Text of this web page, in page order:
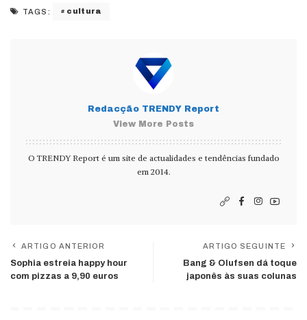
TAGS: cultura
Redacção TRENDY Report
View More Posts
O TRENDY Report é um site de actualidades e tendências fundado
em 2014.
ARTIGO ANTERIOR
Sophia estreia happy hour
com pizzas a 9,90 euros
ARTIGO SEGUINTE
Bang & Olufsen dá toque
japonês às suas colunas